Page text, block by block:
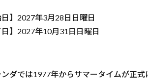
日】2027年3月28日日曜日
日】2027年10月31日日曜日
ダでは1977年からサマータイムが正